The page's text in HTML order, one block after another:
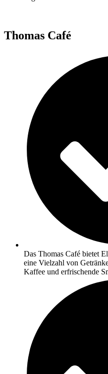
Thomas Café
Das Thomas Café bietet
eine Vielzahl von
Kaffee und erfrischende